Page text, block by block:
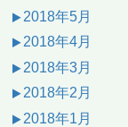
2018年5月
2018年4月
2018年3月
2018年2月
2018年1月